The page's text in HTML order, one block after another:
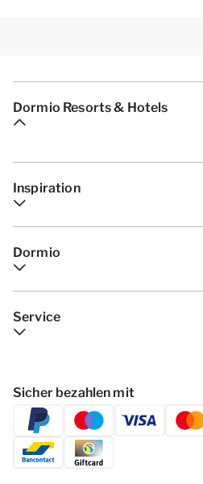
Dormio Resorts & Hotels
Inspiration
Dormio
Service
Sicher bezahlen mit